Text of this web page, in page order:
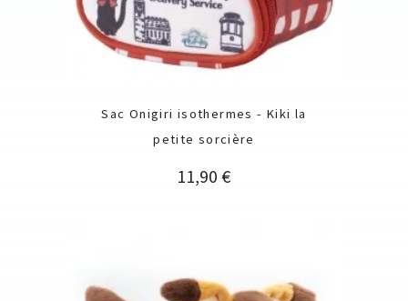
Sac Onigiri isothermes - Kiki la
petite sorcière
Prix
11,90 €